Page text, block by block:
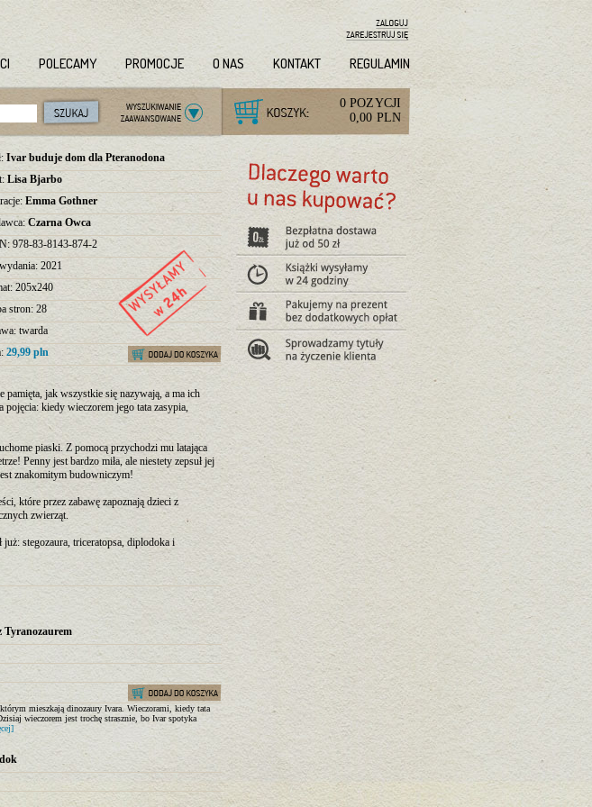
POLECAMY PROMOCJE O NAS KONTAKT REGULAMIN
0 POZYCJI
0,00 PLN
Ivar buduje dom dla Pteranodona
Lisa Bjarbo
Emma Gothner
Czarna Owca
978-83-8143-874-2
2021
205x240
stron: 28
twarda
29,99 pln
pamięta, jak wszystkie się nazywają, a ma ich
kiedy wieczorem jego tata zasypia,
piaski. Z pomocą przychodzi mu latająca
Penny jest bardzo miła, ale niestety zepsuł jej
znakomitym budowniczym!
które przez zabawę zapoznają dzieci z
zwierząt.
stegozaura, triceratopsa, diplodoka i
Tyranozaurem
mieszkają dinozaury Ivara. Wieczorami, kiedy tata
wieczorem jest trochę strasznie, bo Ivar spotyka